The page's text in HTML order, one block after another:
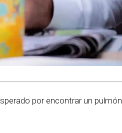
por encontrar un pulmón